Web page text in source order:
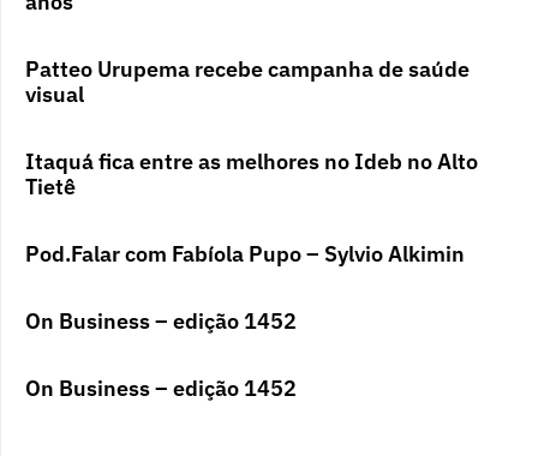
Patteo Urupema recebe campanha de saúde
visual
Itaquá fica entre as melhores no Ideb no Alto
Tietê
Pod.Falar com Fabíola Pupo – Sylvio Alkimin
On Business – edição 1452
On Business – edição 1452